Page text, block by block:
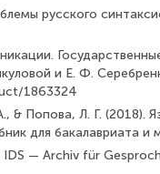
русского
и Е. Ф.
1863324
Попова, Л. Г. (2018).
для бакалавриата
— Archiv für